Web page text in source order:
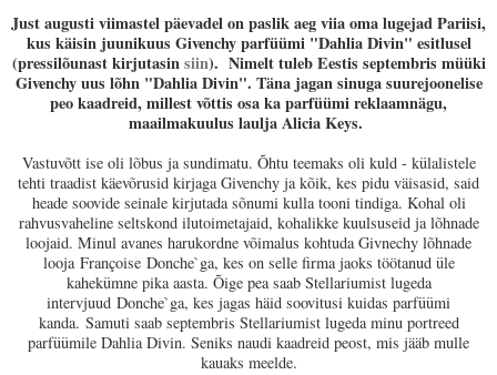
Just augusti viimastel päevadel on paslik aeg viia oma lugejad Pariisi,
kus käisin juunikuus Givenchy parfüümi "Dahlia Divin" esitlusel
(pressilõunast kirjutasinsiin). Nimelt tuleb Eestis septembris müüki
Givenchy uus lõhn "Dahlia Divin". Täna jagan sinuga suurejoonelise
peo kaadreid, millest võttis osa ka parfüümi reklaamnägu,
maailmakuulus laulja Alicia Keys.
Vastuvõtt ise oli lõbus ja sundimatu. Õhtu teemaks oli kuld - külalistele
tehti traadist käevõrusid kirjaga Givenchy ja kõik, kes pidu väisasid, said
heade soovide seinale kirjutada sõnumi kulla tooni tindiga. Kohal oli
rahvusvaheline seltskond ilutoimetajaid, kohalikke kuulsuseid ja lõhnade
loojaid. Minul avanes harukordne võimalus kohtuda Givnechy lõhnade
looja Françoise Donche`ga, kes on selle firma jaoks töötanud üle
kahekümne pika aasta. Õige pea saab Stellariumist lugeda
intervjuud Donche`ga, kes jagas häid soovitusi kuidas parfüümi
kanda. Samuti saab septembris Stellariumist lugeda minu portreed
parfüümile Dahlia Divin. Seniks naudi kaadreid peost, mis jääb mulle
kauaks meelde.